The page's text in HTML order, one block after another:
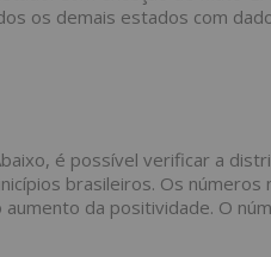
os demais estados com
é possível verificar a
brasileiros. Os
da positividade. O